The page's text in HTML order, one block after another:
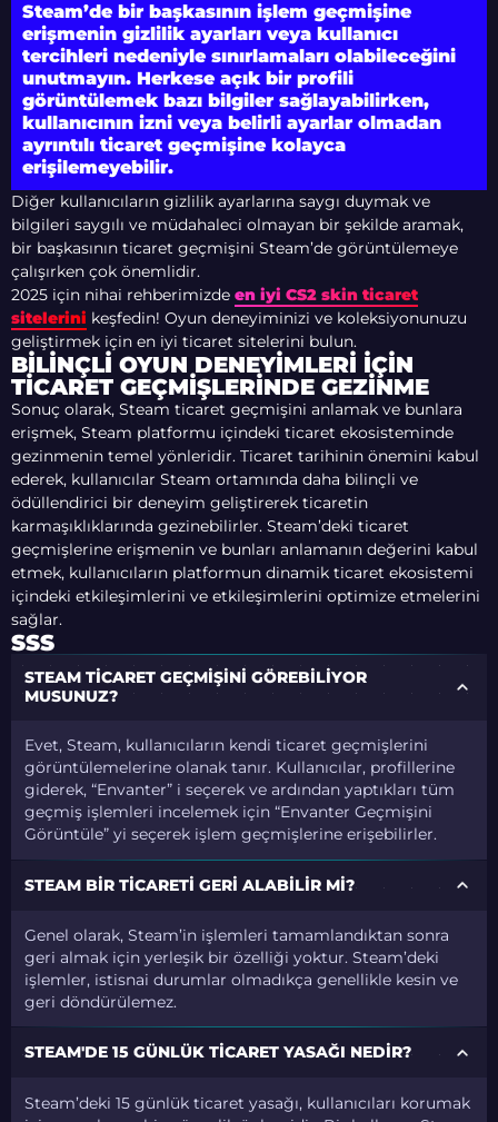
Steam’de bir başkasının işlem geçmişine
erişmenin gizlilik ayarları veya kullanıcı
tercihleri nedeniyle sınırlamaları olabileceğini
unutmayın. Herkese açık bir profili
görüntülemek bazı bilgiler sağlayabilirken,
kullanıcının izni veya belirli ayarlar olmadan
ayrıntılı ticaret geçmişine kolayca
erişilemeyebilir.
Diğer kullanıcıların gizlilik ayarlarına saygı duymak ve
bilgileri saygılı ve müdahaleci olmayan bir şekilde aramak,
bir başkasının ticaret geçmişini Steam’de görüntülemeye
çalışırken çok önemlidir.
2025 için nihai rehberimizde en iyi CS2 skin ticaret
sitelerini keşfedin! Oyun deneyiminizi ve koleksiyonunuzu
geliştirmek için en iyi ticaret sitelerini bulun.
BILINÇLI OYUN DENEYIMLERI IÇIN
TICARET GEÇMIŞLERINDE GEZINME
Sonuç olarak, Steam ticaret geçmişini anlamak ve bunlara
erişmek, Steam platformu içindeki ticaret ekosisteminde
gezinmenin temel yönleridir. Ticaret tarihinin önemini kabul
ederek, kullanıcılar Steam ortamında daha bilinçli ve
ödüllendirici bir deneyim geliştirerek ticaretin
karmaşıklıklarında gezinebilirler. Steam’deki ticaret
geçmişlerine erişmenin ve bunları anlamanın değerini kabul
etmek, kullanıcıların platformun dinamik ticaret ekosistemi
içindeki etkileşimlerini ve etkileşimlerini optimize etmelerini
sağlar.
SSS
STEAM TICARET GEÇMIŞINI GÖREBILIYOR
MUSUNUZ?
Evet, Steam, kullanıcıların kendi ticaret geçmişlerini
görüntülemelerine olanak tanır. Kullanıcılar, profillerine
giderek, “Envanter” i seçerek ve ardından yaptıkları tüm
geçmiş işlemleri incelemek için “Envanter Geçmişini
Görüntüle” yi seçerek işlem geçmişlerine erişebilirler.
STEAM BIR TICARETI GERI ALABILIR MI?
Genel olarak, Steam’in işlemleri tamamlandıktan sonra
geri almak için yerleşik bir özelliği yoktur. Steam’deki
işlemler, istisnai durumlar olmadıkça genellikle kesin ve
geri döndürülemez.
STEAM'DE 15 GÜNLÜK TICARET YASAĞI NEDIR?
Steam’deki 15 günlük ticaret yasağı, kullanıcıları korumak